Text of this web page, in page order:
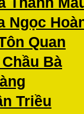
Ngọc
Quan
Bà
Triều